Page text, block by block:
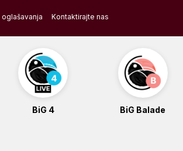
oglašavanja Kontaktirajte nas
BiG 4 BiG Balade